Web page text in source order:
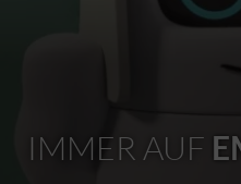
IMMER AUF